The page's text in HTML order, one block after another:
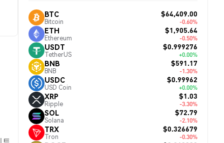
BTC
Bitcoin
$64,409.00
-0.60%
ETH
Ethereum
$1,905.64
-0.50%
USDT
TetherUS
$0.999276
+0.00%
BNB
BNB
$591.17
-1.30%
USDC
USD Coin
$0.99962
+0.00%
XRP
Ripple
$1.03
-3.30%
SOL
Solana
$72.79
-2.10%
TRX
Tron
$0.326679
-0.30%